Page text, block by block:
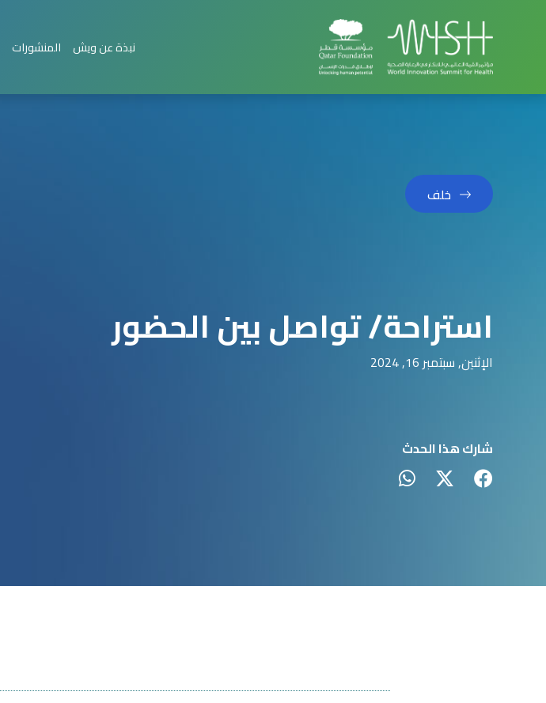
نبذة عن ويش المنشورات
خلف
استراحة/ تواصل بين الحضور
الإثنين, سبتمبر 16, 2024
شارك هذا الحدث